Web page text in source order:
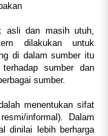
asli dan masih utuh,
dilakukan untuk
di dalam sumber itu
sumber dan
sumber.
menentukan sifat
informal). Dalam
dinilai lebih berharga